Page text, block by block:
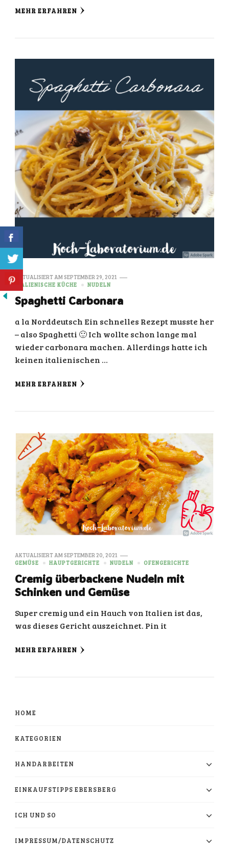
MEHR ERFAHREN
AKTUALISIERT AMSEPTEMBER 29, 2021
ITALIENISCHE KÜCHE
NUDELN
Spaghetti Carbonara
a la Norddeutsch Ein schnelles Rezept musste her
– also Spaghetti 🙂 Ich wollte schon lange mal
wieder carbonara machen. Allerdings hatte ich
keinen italienischen …
MEHR ERFAHREN
AKTUALISIERT AMSEPTEMBER 20, 2021
GEMÜSE
HAUPTGERICHTE NUDELN OFENGERICHTE
Cremig überbackene Nudeln mit
Schinken und Gemüse
Super cremig und ein Hauch von Italien ist das,
was dieses Gericht auszeichnet. Pin it
MEHR ERFAHREN
HOME
KATEGORIEN
HANDARBEITEN
EINKAUFSTIPPS EBERSBERG
ICH UND SO
IMPRESSUM/DATENSCHUTZ